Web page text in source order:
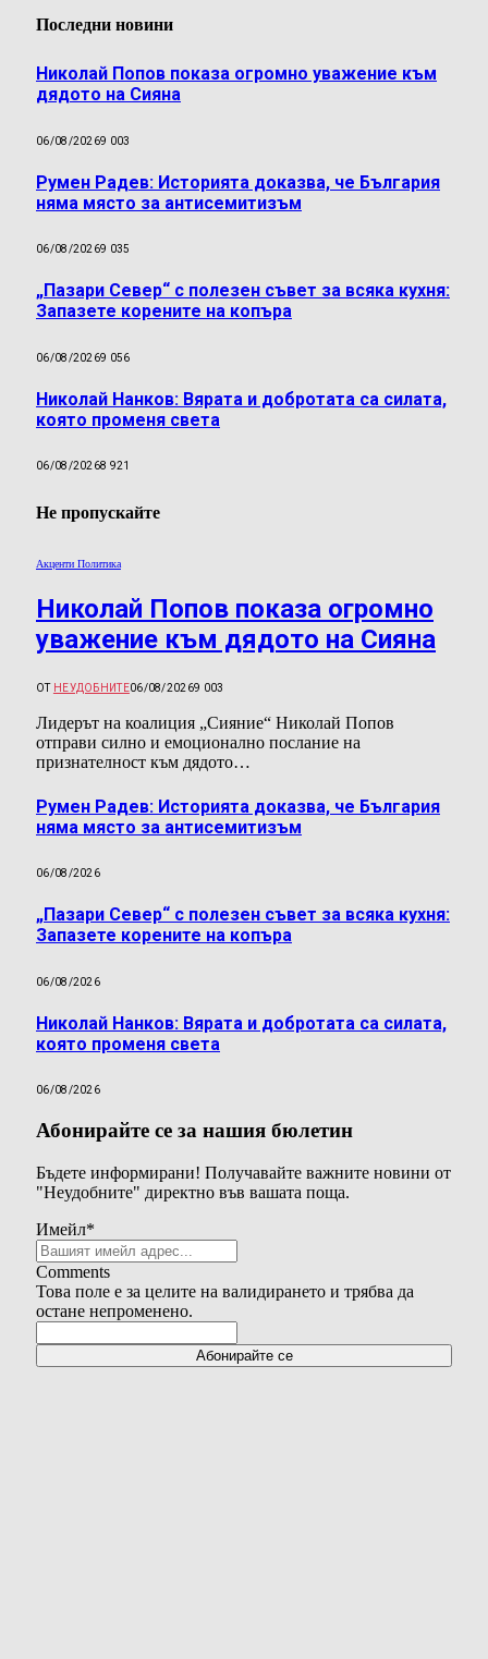
Последни новини
Николай Попов показа огромно уважение към
дядото на Сияна
06/08/20269 003
Румен Радев: Историята доказва, че България
няма място за антисемитизъм
06/08/20269 035
„Пазари Север“ с полезен съвет за всяка кухня:
Запазете корените на копъра
06/08/20269 056
Николай Нанков: Вярата и добротата са силата,
която променя света
06/08/20268 921
Не пропускайте
Акценти Политика
Николай Попов показа огромно
уважение към дядото на Сияна
ОТ НЕУДОБНИТЕ06/08/20269 003
Лидерът на коалиция „Сияние“ Николай Попов
отправи силно и емоционално послание на
признателност към дядото…
Румен Радев: Историята доказва, че България
няма място за антисемитизъм
06/08/2026
„Пазари Север“ с полезен съвет за всяка кухня:
Запазете корените на копъра
06/08/2026
Николай Нанков: Вярата и добротата са силата,
която променя света
06/08/2026
Абонирайте се за нашия бюлетин
Бъдете информирани! Получавайте важните новини от
"Неудобните" директно във вашата поща.
Имейл*
Comments
Това поле е за целите на валидирането и трябва да
остане непроменено.